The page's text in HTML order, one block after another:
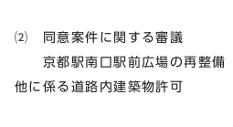
⑵ 同意案件に関する審議
京都駅南口駅前広場の再整備
他に係る道路内建築物許可